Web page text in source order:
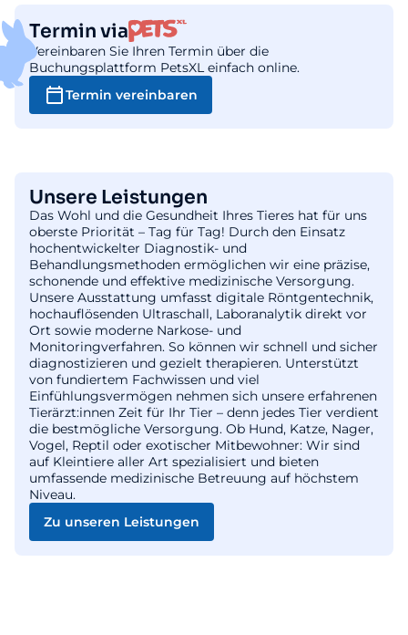
Termin via
Vereinbaren Sie Ihren Termin über die
Buchungsplattform PetsXL einfach online.
Termin vereinbaren
Unsere Leistungen
Das Wohl und die Gesundheit Ihres Tieres hat für uns
oberste Priorität – Tag für Tag! Durch den Einsatz
hochentwickelter Diagnostik- und
Behandlungsmethoden ermöglichen wir eine präzise,
schonende und effektive medizinische Versorgung.
Unsere Ausstattung umfasst digitale Röntgentechnik,
hochauflösenden Ultraschall, Laboranalytik direkt vor
Ort sowie moderne Narkose- und
Monitoringverfahren. So können wir schnell und sicher
diagnostizieren und gezielt therapieren. Unterstützt
von fundiertem Fachwissen und viel
Einfühlungsvermögen nehmen sich unsere erfahrenen
Tierärzt:innen Zeit für Ihr Tier – denn jedes Tier verdient
die bestmögliche Versorgung. Ob Hund, Katze, Nager,
Vogel, Reptil oder exotischer Mitbewohner: Wir sind
auf Kleintiere aller Art spezialisiert und bieten
umfassende medizinische Betreuung auf höchstem
Niveau.
Zu unseren Leistungen